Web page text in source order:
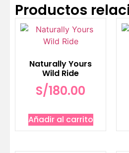
Productos
Naturally Yours
Wild Ride
S/180.00
Añadir al carrito